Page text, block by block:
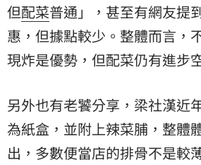
但配菜普通」，甚至有網友提
惠，但據點較少。整體而言，
現炸是優勢，但配菜仍有進步
另外也有老饕分享，梁社漢近
為紙盒，並附上辣菜脯，整體
出，多數便當店的排骨不是較